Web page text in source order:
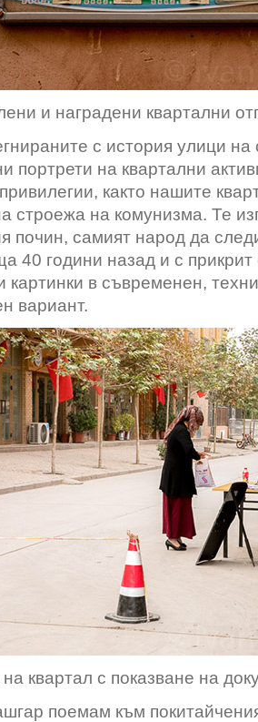
и наградени квартални
с история улици на
портрети на квартални
както нашите
строежа на комунизма. Те
почин, самият народ да
40 години назад и с
картинки в съвременен,
вариант.
квартал с показване на
поемам към